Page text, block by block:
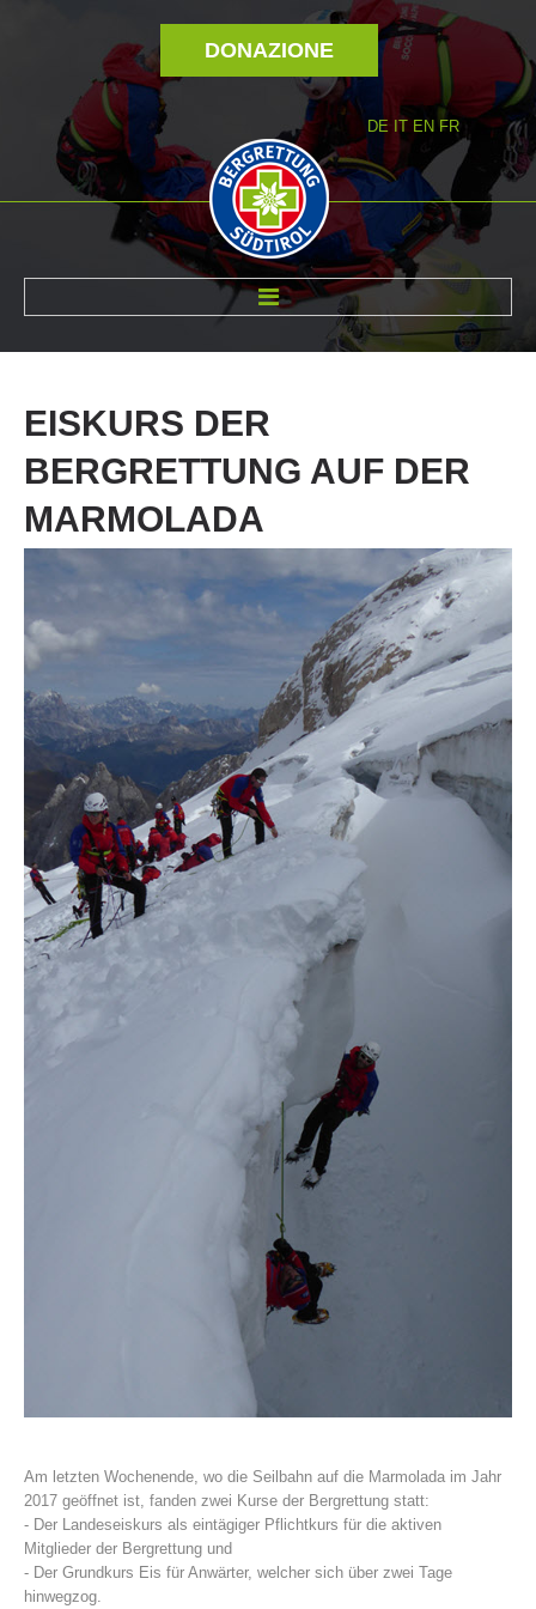
DONAZIONE
DE IT EN FR
La storia
Stazioni del soccorso alpino
EISKURS DER
BERGRETTUNG AUF DER
MARMOLADA
Am letzten Wochenende, wo die Seilbahn auf die Marmolada im Jahr
2017 geöffnet ist, fanden zwei Kurse der Bergrettung statt:
- Der Landeseiskurs als eintägiger Pflichtkurs für die aktiven
Mitglieder der Bergrettung und
- Der Grundkurs Eis für Anwärter, welcher sich über zwei Tage
hinwegzog.